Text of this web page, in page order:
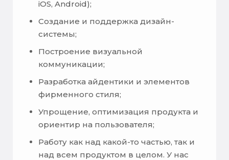
iOS, Android);
Создание и поддержка дизайн-
системы;
Построение визуальной
коммуникации;
Разработка айдентики и элементов
фирменного стиля;
Упрощение, оптимизация продукта и
ориентир на пользователя;
Работу как над какой-то частью, так и
над всем продуктом в целом. У нас